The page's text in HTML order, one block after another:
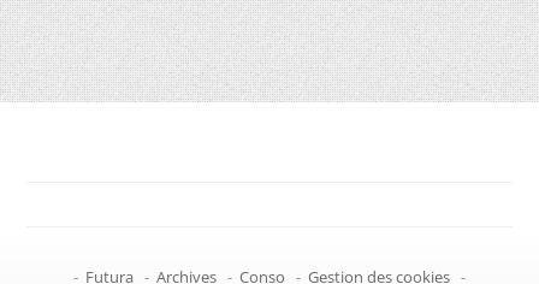
- Futura - Archives - Conso - Gestion des cookies -